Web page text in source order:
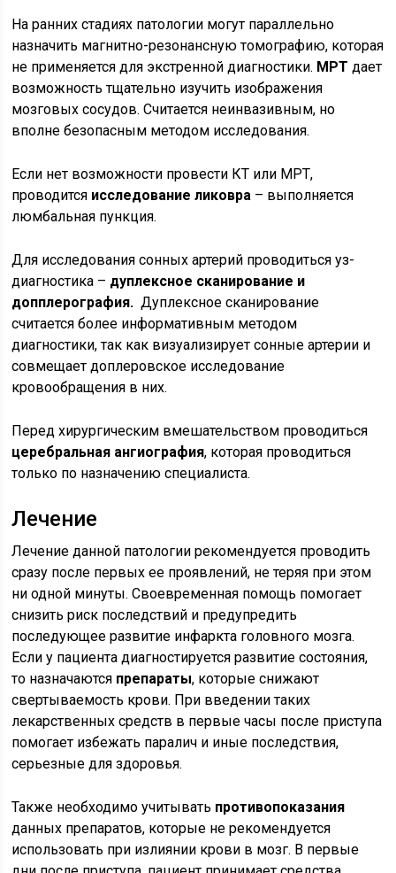
На ранних стадиях патологии могут параллельно
назначить магнитно-резонансную томографию, которая
не применяется для экстренной диагностики. МРТ дает
возможность тщательно изучить изображения
мозговых сосудов. Считается неинвазивным, но
вполне безопасным методом исследования.
Если нет возможности провести КТ или МРТ,
проводится исследование ликовра – выполняется
люмбальная пункция.
Для исследования сонных артерий проводиться уз-
диагностика – дуплексное сканирование и
допплерография. Дуплексное сканирование
считается более информативным методом
диагностики, так как визуализирует сонные артерии и
совмещает доплеровское исследование
кровообращения в них.
Перед хирургическим вмешательством проводиться
церебральная ангиография, которая проводиться
только по назначению специалиста.
Лечение
Лечение данной патологии рекомендуется проводить
сразу после первых ее проявлений, не теряя при этом
ни одной минуты. Своевременная помощь помогает
снизить риск последствий и предупредить
последующее развитие инфаркта головного мозга.
Если у пациента диагностируется развитие состояния,
то назначаются препараты, которые снижают
свертываемость крови. При введении таких
лекарственных средств в первые часы после приступа
помогает избежать паралич и иные последствия,
серьезные для здоровья.
Также необходимо учитывать противопоказания
данных препаратов, которые не рекомендуется
использовать при излиянии крови в мозг. В первые